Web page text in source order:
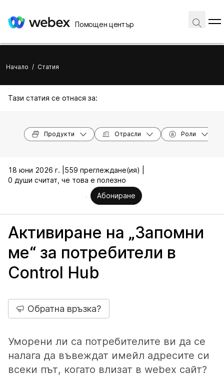
Помощен център
Начало / Статия
Тази статия се отнася за:
Продукти Отрасли Роли
18 юни 2026 г. | 559 преглеждане(ия) |
0 души считат, че това е полезно
Абониране
Активиране на „Запомни
ме“ за потребители в
Control Hub
Обратна връзка?
Уморени ли са потребителите ви да се
налага да въвеждат имейл адресите си
всеки път, когато влизат в webex сайт?